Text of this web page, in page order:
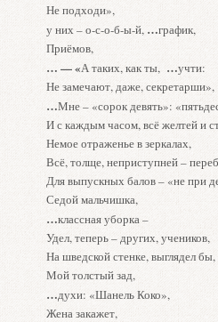
Не подходи»,
у них – о-с-о-б-ы-й, …график,
Приёмов,
… — «А таких, как ты, …учти:
Не замечают, даже, секретарши»,
…Мне – «сорок девять»:
И с каждым часом, всё желтей и
Немое отраженье в зеркалах,
Всё, толще, неприступней –
Для выпускных балов – «не при
Седой мальчишка,
…классная уборка –
Удел, теперь – других, учеников,
На шведской стенке, выглядел
Мой толстый зад,
…духи: «Шанель Коко»,
Жена закажет,